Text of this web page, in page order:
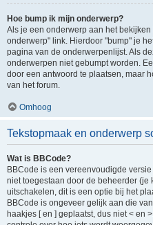
Hoe bump ik mijn onderwerp?
Als je een onderwerp aan het
onderwerp" link. Hierdoor "bump" je
pagina van de onderwerpenlijst. Als
onderwerpen niet gebumpt worden.
door een antwoord te plaatsen, maar
van het forum.
Omhoog
Tekstopmaak en onderwerp
Wat is BBCode?
BBCode is een vereenvoudigde
niet toegestaan door de beheerder (je
uitschakelen, dit is een optie bij het
BBCode is ongeveer gelijk aan die
haakjes [ en ] geplaatst, dus niet < en